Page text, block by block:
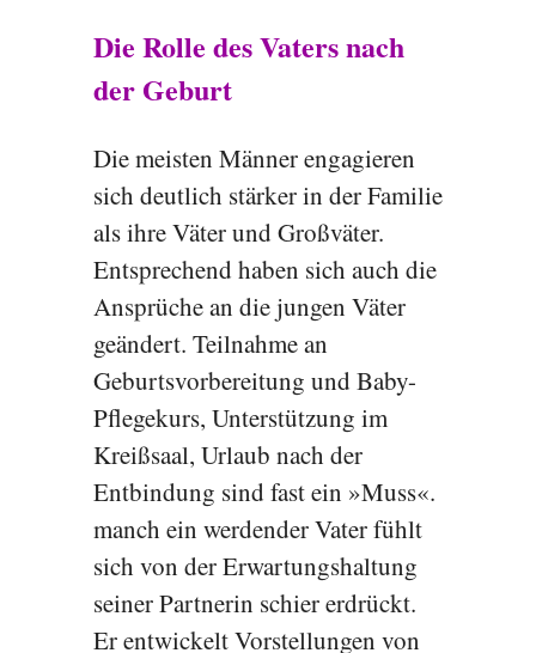
Die Rolle des Vaters nach
der Geburt
Die meisten Männer engagieren
sich deutlich stärker in der Familie
als ihre Väter und Großväter.
Entsprechend haben sich auch die
Ansprüche an die jungen Väter
geändert. Teilnahme an
Geburtsvorbereitung und Baby-
Pflegekurs, Unterstützung im
Kreißsaal, Urlaub nach der
Entbindung sind fast ein »Muss«.
manch ein werdender Vater fühlt
sich von der Erwartungshaltung
seiner Partnerin schier erdrückt.
Er entwickelt Vorstellungen von